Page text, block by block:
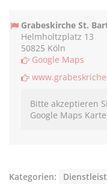
Grabeskirche St.
Helmholtzplatz 13
50825 Köln
Google Maps
Bitte akzeptieren
Google Maps
Kategorien: